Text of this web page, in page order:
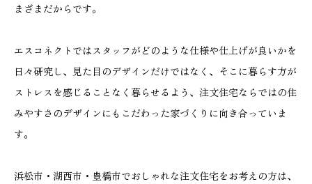
まざまだからです。
エスコネクトではスタッフがどのような仕様や仕上げが良いかを
日々研究し、見た目のデザインだけではなく、そこに暮らす方が
ストレスを感じることなく暮らせるよう、注文住宅ならではの住
みやすさのデザインにもこだわった家づくりに向き合っていま
す。
浜松市・湖西市・豊橋市でおしゃれな注文住宅をお考えの方は、